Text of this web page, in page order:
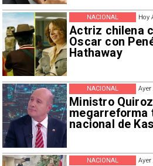
Hoy
Actriz chilena
Oscar con
Hathaway
NACIONAL
Ayer
Ministro
megarreforma
nacional de
NACIONAL
Ayer
NACIONAL